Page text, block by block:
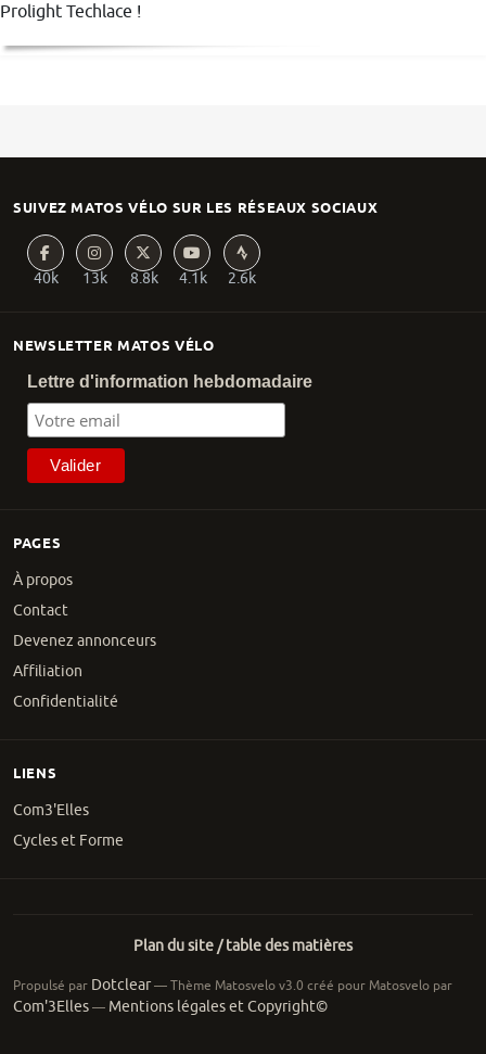
Prolight Techlace !
PAGES
À propos
Contact
Devenez annonceurs
Affiliation
Confidentialité
NEWSLETTER MATOS VÉLO
Lettre d'information hebdomadaire
SUIVEZ MATOS VÉLO SUR LES RÉSEAUX SOCIAUX
40k 13k 8.8k 4.1k 2.6k
LIENS
Com3'Elles
Cycles et Forme
Plan du site / table des matières
Propulsé par Dotclear— Thème Matosvelo v3.0 créé pour Matosvelo par
Com'3Elles— Mentions légales et Copyright©